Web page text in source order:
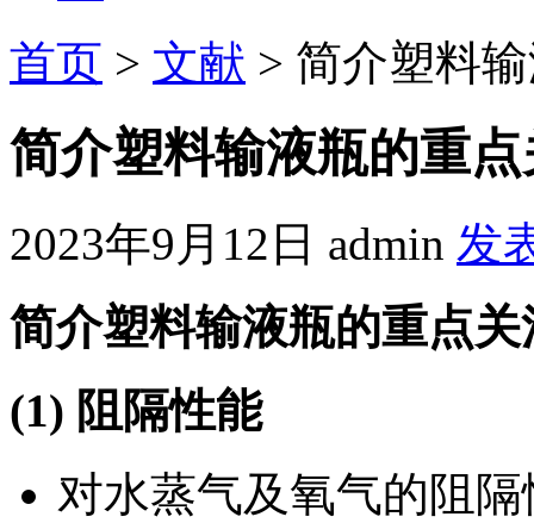
首页 > 文献 > 简介塑料
简介塑料输液瓶的重
2023年9月12日 admin 发
简介塑料输液瓶的重点
(1) 阻隔性能
对水蒸气及氧气的阻